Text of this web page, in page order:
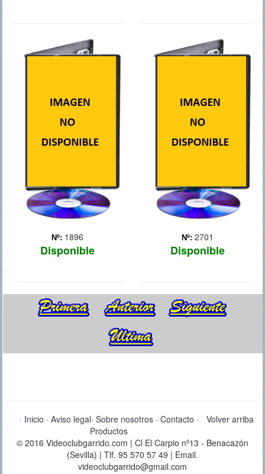
Nº: 1896
Disponible
Ray Breslin (Stallone), un
experto en seguridad
mayor reto: escapar de la
prisión que él mismo ha
diseñado. En la cárcel
conoce al enigmático
Nº: 2701
Disponible
negocios de pasado
oscuro busca venganza
secuestrada por unos
hombres que quieren
sus amigos y familiares,
Volver arriba
· Inicio · Aviso legal· Sobre nosotros· Contacto ·
Productos
© 2016 Videoclubgarrido.com | Cl El Carpio nº13 - Benacazón
(Sevilla) | Tlf. 95 570 57 49 | Email.
videoclubgarrido@gmail.com